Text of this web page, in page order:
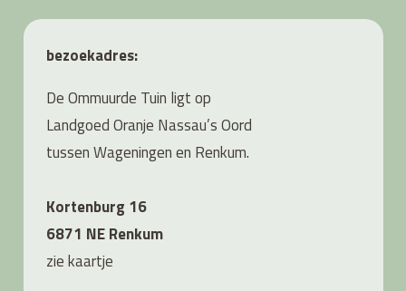
bezoekadres:
De Ommuurde Tuin ligt op
Landgoed Oranje Nassau’s Oord
tussen Wageningen en Renkum.
Kortenburg 16
6871 NE Renkum
ziekaartje